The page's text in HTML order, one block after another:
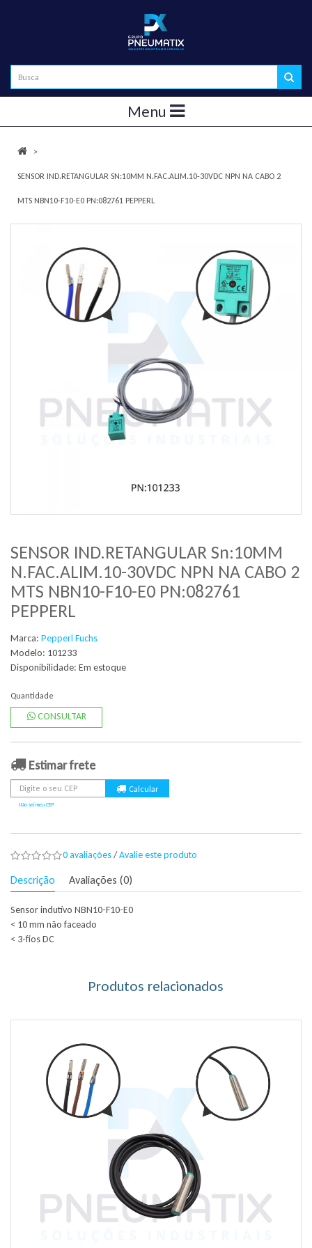
Menu
SENSOR IND.RETANGULAR SN:10MM N.FAC.ALIM.10-30VDC NPN NA CABO 2
MTS NBN10-F10-E0 PN:082761 PEPPERL
SENSOR IND.RETANGULAR Sn:10MM
N.FAC.ALIM.10-30VDC NPN NA CABO 2
MTS NBN10-F10-E0 PN:082761
PEPPERL
Marca: Pepperl Fuchs
Modelo: 101233
Disponibilidade: Em estoque
Quantidade
CONSULTAR
Estimar frete
Não sei meu CEP
0 avaliações/Avalie este produto
Descrição Avaliações (0)
Sensor indutivo NBN10-F10-E0
< 10 mm não faceado
< 3-fios DC
Produtos relacionados